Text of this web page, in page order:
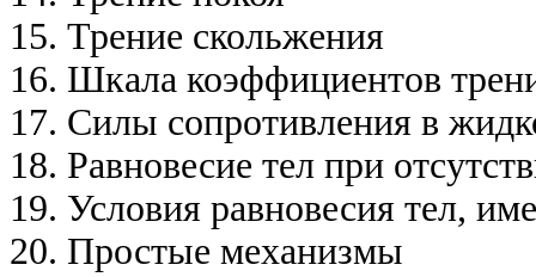
15. Трение скольжения
16. Шкала коэффициентов
17. Силы сопротивления в
18. Равновесие тел при
19. Условия равновесия тел,
20. Простые механизмы